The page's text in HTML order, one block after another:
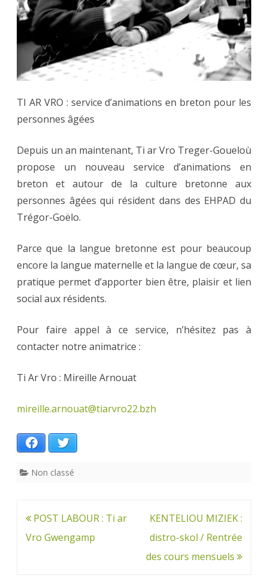
GOZH
TI AR VRO : service d’animations en breton pour les
personnes âgées
Depuis un an maintenant, Ti ar Vro Treger-Goueloù
propose un nouveau service d’animations en
breton et autour de la culture bretonne aux
personnes âgées qui résident dans des EHPAD du
Trégor-Goëlo.
Parce que la langue bretonne est pour beaucoup
encore la langue maternelle et la langue de cœur, sa
pratique permet d’apporter bien être, plaisir et lien
social aux résidents.
Pour faire appel à ce service, n’hésitez pas à
contacter notre animatrice :
Ti Ar Vro : Mireille Arnouat
mireille.arnouat@tiarvro22.bzh
Facebook
Non classé
Navigation
de
POST LABOUR : Ti ar
Vro Gwengamp
KENTELIOU MIZIEK :
distro-skol / Rentrée
des cours mensuels